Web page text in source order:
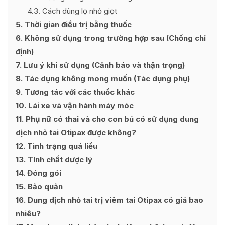
4.3 Cách dùng lọ nhỏ giọt
5 Thời gian điều trị bằng thuốc
6 Không sử dụng trong trường hợp sau (Chống chỉ
định)
7 Lưu ý khi sử dụng (Cảnh báo và thận trọng)
8 Tác dụng không mong muốn (Tác dụng phụ)
9 Tương tác với các thuốc khác
10 Lái xe và vận hành máy móc
11 Phụ nữ có thai và cho con bú có sử dụng dung
dịch nhỏ tai Otipax được không?
12 Tình trạng quá liều
13 Tính chất dược lý
14 Đóng gói
15 Bảo quản
16 Dung dịch nhỏ tai trị viêm tai Otipax có giá bao
nhiêu?